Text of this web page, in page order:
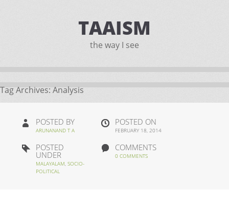
TAAISM
the way I see
Tag Archives: Analysis
POSTED BY
ARUNANAND T A
POSTED ON
FEBRUARY 18, 2014
POSTED
UNDER
MALAYALAM, SOCIO-
POLITICAL
COMMENTS
0 COMMENTS